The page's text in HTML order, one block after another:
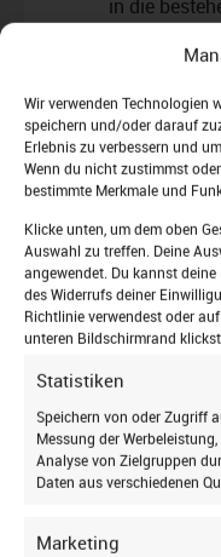
Wir verwenden Technologien
speichern und/oder darauf
Erlebnis zu verbessern und
Wenn du nicht zustimmst
bestimmte Merkmale und
Klicke unten, um dem oben
Auswahl zu treffen. Deine
angewendet. Du kannst
des Widerrufs deiner
Richtlinie verwendest oder
unteren Bildschirmrand
Statistiken
Speichern von oder Zugriff
Messung der
Analyse von Zielgruppen
Daten aus verschiedenen
Marketing
in die
verursachen.
Warum
ist
Auch, wenn
Eigenleistung
möchten, ist beim
geboten. Ohne
Fachkenntnis
sein als die
beim
bei der
Jetzt